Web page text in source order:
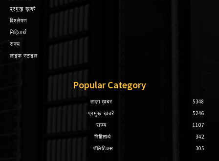
प्रमुख़ ख़बरे
विश्लेषण
निहितार्थ
राज्य
लाइफ स्टाइल
Popular Category
ताज़ा ख़बर
5348
प्रमुख़ ख़बरे
5246
राज्य
1107
निहितार्थ
342
पॉलिटिक्स
305